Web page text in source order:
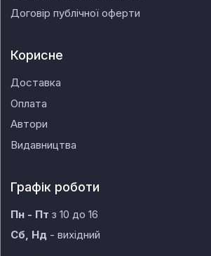
Договір публічної оферти
Корисне
Доставка
Оплата
Автори
Видавництва
Графік роботи
Пн - Пт з 10 до 16
Сб, Нд - вихідний